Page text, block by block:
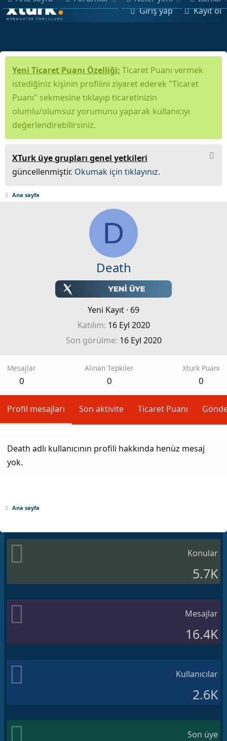
Giriş yap Kayıt ol
Yeni Ticaret Puanı Özelliği: Ticaret Puanı vermek
istediğiniz kişinin profilini ziyaret ederek "Ticaret
Puanı" sekmesine tıklayıp ticaretinizin
olumlu/olumsuz yorumunu yaparak kullanıcıyı
değerlendirebilirsiniz.
XTurk üye grupları genel yetkileri
güncellenmiştir. Okumak için tıklayınız.
Ana sayfa
D
Death
Yeni Kayıt · 69
Katılım 16 Eyl 2020
Son görülme 16 Eyl 2020
Mesajlar
0
Alınan Tepkiler
0
Xturk Puanı
0
Profil mesajları Son aktivite Ticaret Puanı
Death adlı kullanıcının profili hakkında henüz mesaj
yok.
Ana sayfa
Konular
5.7K
Mesajlar
16.4K
Kullanıcılar
2.6K
Son üye